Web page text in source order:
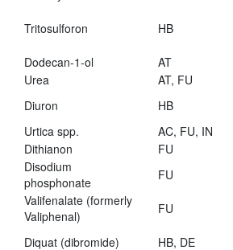
Tritosulforon HB
Dodecan-1-ol
AT
Urea
AT, FU
Diuron
HB
Urtica spp.
AC, FU, IN
Dithianon
FU
Disodium
phosphonate
FU
Valifenalate (formerly
Valiphenal)
FU
Diquat (dibromide) HB, DE